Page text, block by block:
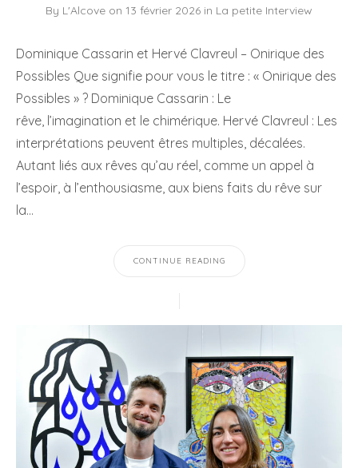
By L'Alcove on 13 février 2026 in La petite Interview
Dominique Cassarin et Hervé Clavreul – Onirique des
Possibles Que signifie pour vous le titre : « Onirique des
Possibles » ? Dominique Cassarin : Le
rêve, l’imagination et le chimérique. Hervé Clavreul : Les
interprétations peuvent êtres multiples, décalées.
Autant liés aux rêves qu’au réel, comme un appel à
l’espoir, à l’enthousiasme, aux biens faits du rêve sur
la…
CONTINUE READING